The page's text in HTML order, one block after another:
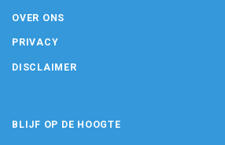
OVER ONS
PRIVACY
DISCLAIMER
BLIJF OP DE HOOGTE